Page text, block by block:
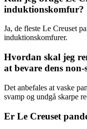
induktionskomfur?
Ja, de fleste Le Creuset
induktionskomfurer.
Hvordan skal jeg
at bevare dens
Det anbefales at vaske
svamp og undgå skarpe
Er Le Creuset